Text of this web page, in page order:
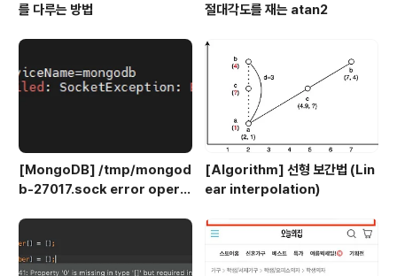
를 다루는 방법
절대각도를 재는 atan2
[MongoDB] /tmp/mongod
b-27017.sock error opera
[Algorithm] 선형 보간법 (Lin
ear interpolation)